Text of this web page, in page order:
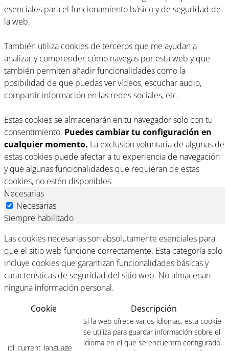
esenciales para el funcionamiento básico y de seguridad de
la web.
También utiliza cookies de terceros que me ayudan a
analizar y comprender cómo navegas por esta web y que
también permiten añadir funcionalidades como la
posibilidad de que puedas ver vídeos, escuchar audio,
compartir información en las redes sociales, etc.
Estas cookies se almacenarán en tu navegador solo con tu
consentimiento. Puedes cambiar tu configuración en
cualquier momento. La exclusión voluntaria de algunas de
estas cookies puede afectar a tu experiencia de navegación
y que algunas funcionalidades que requieran de estas
cookies, no estén disponibles.
Necesarias
Necesarias
Siempre habilitado
Las cookies necesarias son absolutamente esenciales para
que el sitio web funcione correctamente. Esta categoría solo
incluye cookies que garantizan funcionalidades básicas y
características de seguridad del sitio web. No almacenan
ninguna información personal.
Cookie
Descripción
_icl_current_language
Si la web ofrece varios idiomas, esta cookie
se utiliza para guardar información sobre el
idioma en el que se encuentra configurado